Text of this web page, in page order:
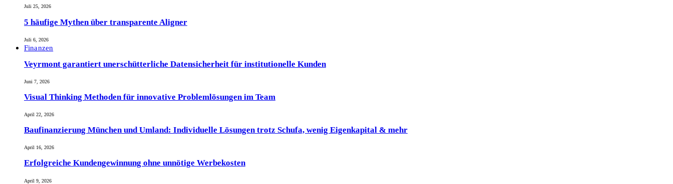
Juli 25, 2026
5 häufige Mythen über transparente Aligner
Juli 6, 2026
Finanzen
Veyrmont garantiert unerschütterliche Datensicherheit für institutionelle Kunden
Juni 7, 2026
Visual Thinking Methoden für innovative Problemlösungen im Team
April 22, 2026
Baufinanzierung München und Umland: Individuelle Lösungen trotz Schufa, wenig Eigenkapital & mehr
April 16, 2026
Erfolgreiche Kundengewinnung ohne unnötige Werbekosten
April 9, 2026